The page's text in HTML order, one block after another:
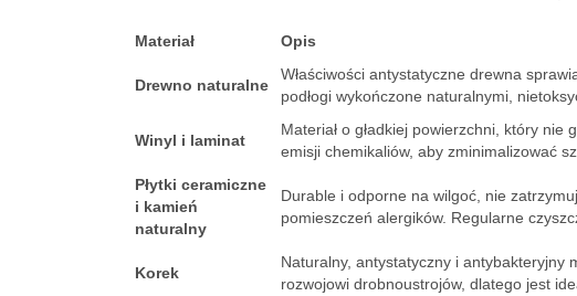
Materiał Opis
Drewno naturalne
Właściwości antystatyczne drewna
podłogi wykończone naturalnymi,
Winyl i laminat
Materiał o gładkiej powierzchni, który
emisji chemikaliów, aby zminimalizować
Płytki ceramiczne
i kamień
naturalny
Durable i odporne na wilgoć, nie
pomieszczeń alergików. Regularne
Korek
Naturalny, antystatyczny i antybakteryjny
rozwojowi drobnoustrojów, dlatego jest